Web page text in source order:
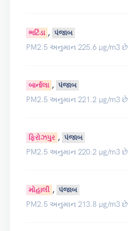
ભટિંડા , પંજાબ
PM2.5 અનુમાન 225.6 µg/m3 છે
બાર્નાલા , પંજાબ
PM2.5 અનુમાન 221.2 µg/m3 છે
ફિરોઝપુર , પંજાબ
PM2.5 અનુમાન 220.2 µg/m3 છે
મોહાલી , પંજાબ
PM2.5 અનુમાન 213.8 µg/m3 છે